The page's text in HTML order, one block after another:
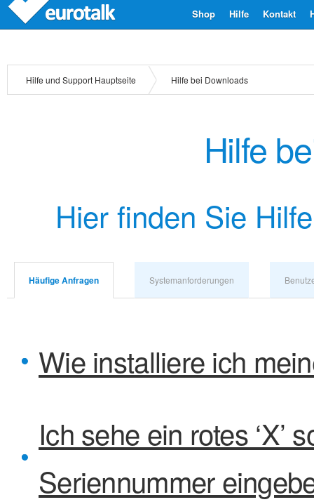
Kontakt
Hilfe
Shop
Hilfe und Support Hauptseite Hilfe bei Downloads
Hilfe
Hier finden Sie
Häufige Anfragen Systemanforderungen
Wie installiere ich
Ich sehe ein rotes ‘X’
Seriennummer